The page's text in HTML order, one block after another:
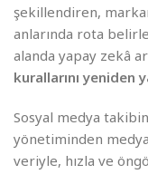
şekillendiren,
anlarında rota
alanda yapay zekâ
kurallarını yeniden
Sosyal medya
yönetiminden
veriyle, hızla ve